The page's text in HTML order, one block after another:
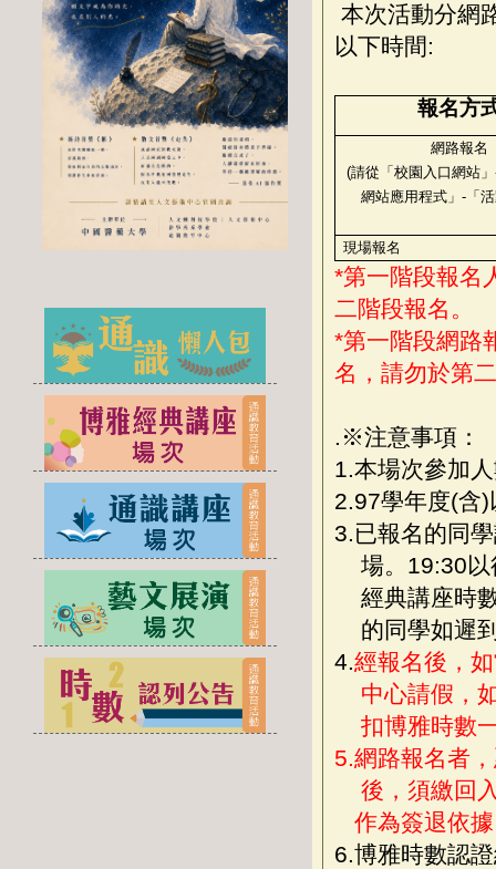
本次活動分網
以下時間:
報名方
網路報名
(請從「校園入口網站
網站應用程式」 - 「
現場報名
*第一階段報名
二階段報名。
*第一階段網路
名，請勿於第
.※注意事項：
1.本場次參加
2.97學年度(含
3.已報名的同
場。19:30
經典講座時
的同學如遲
4.經報名後，
中心請假，
扣博雅時數
5.網路報名者
後，須繳回
作為簽退依
6.博雅時數認